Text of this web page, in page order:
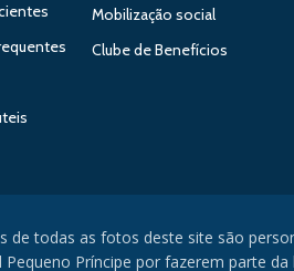
Mobilização social
Clube de Benefícios
de todas as fotos deste site são
Pequeno Príncipe por fazerem parte